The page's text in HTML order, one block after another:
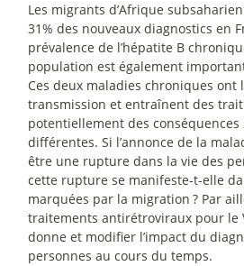
Les migrants d’Afrique
31% des nouveaux diagnostics en
prévalence de l’hépatite B
population est également
Ces deux maladies chroniques ont
transmission et entraînent des
potentiellement des conséquences
différentes. Si l’annonce de la
être une rupture dans la vie des
cette rupture se manifeste-t-elle
marquées par la migration ? Par
traitements antirétroviraux pour le
donne et modifier l’impact du
personnes au cours du temps.